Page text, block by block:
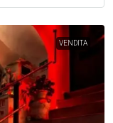
VENDITA